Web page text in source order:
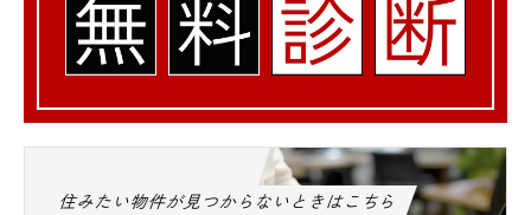
住みたい物件が見つからないときはこちら